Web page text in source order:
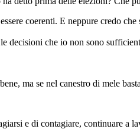
coerenti. E neppure credo
decisioni che io non sono
ma se nel canestro di mele
e di contagiare, continuare a